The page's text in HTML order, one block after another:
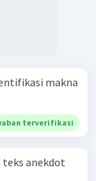
makna
terverifikasi
anekdot